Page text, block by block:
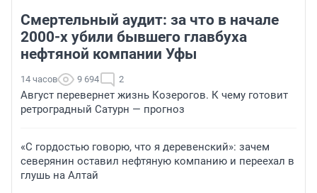
Смертельный аудит: за что в начале
2000-х убили бывшего главбуха
нефтяной компании Уфы
14 часов 9 694 2
Август перевернет жизнь Козерогов. К чему готовит
ретроградный Сатурн — прогноз
«С гордостью говорю, что я деревенский»: зачем
северянин оставил нефтяную компанию и переехал в
глушь на Алтай